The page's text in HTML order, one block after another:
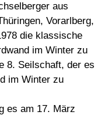
aus
Vorarlberg,
die klassische
im Winter zu
8. Seilschaft, der es
im Winter zu
es am 17. März